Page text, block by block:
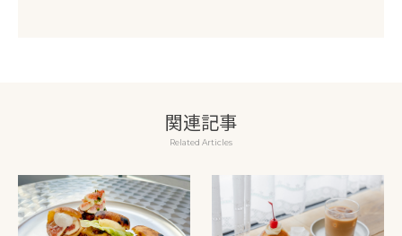
関連記事
Related Articles